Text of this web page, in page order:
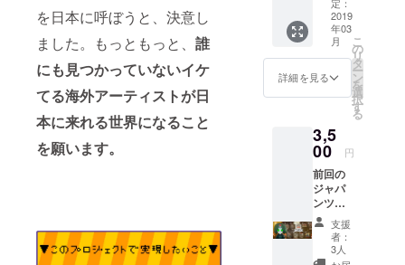
を日本に呼ぼうと、決意し
ました。もっともっと、 誰
にも見つかっていないイケ
てる海外アーティストが日
本に来れる世界になること
を願います。
色合い
が違っ
て見え
る場合
いま
す。
れてい
るユー
ザーID
を使用
頂きま
すご了
※また特
定の人
物を比
喩する
お名前
や公序
良俗に
反する
お名前
援時に
必ず備
考欄に
のお名
前をご
い。 ※
記入が
ない場
合は
CAMPF
IREにて
使用さ
れてい
るユー
(170CM
) 50 70
(175CM
) 53 73
20 XL
(180CM
援時に
必ず備
考欄に
ご希望
のお名
前をご
記入く
ださ
い。 ※
reet参
加券 プ
ライ
ベート
ライブ
招待券
N63000
サイ
ズ：(左
から身
幅 (CM)
身丈
(CM)袖
(CM))
ジット
記載
3/10ラ
イブチ
ケット
(CF終了
後は
にて販
売) CF
限定T-
shirts
(CF終了
後は
¥4,500-
にて販
売) 3/10
2019
年03
月
詳細を見る
こ
の
リ
タ
ー
ン
を
選
択
す
る
3,5
00 円
前回の
ジャパ
ンツ
アーT
シャツ
再販！
(Tシャ
支援
者：
3人